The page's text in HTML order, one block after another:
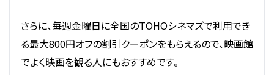
さらに、毎週金曜日に全国のTOHOシネマズで利用でき
る最大800円オフの割引クーポンをもらえるので、映画館
でよく映画を観る人にもおすすめです。